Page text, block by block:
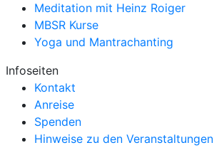
Meditation mit Heinz Roiger
MBSR Kurse
Yoga und Mantrachanting
Infoseiten
Kontakt
Anreise
Spenden
Hinweise zu den Veranstaltungen